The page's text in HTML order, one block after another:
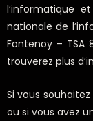
l’informatique
nationale de
Fontenoy – TSA
trouverez plus
Si vous
ou si vous avez